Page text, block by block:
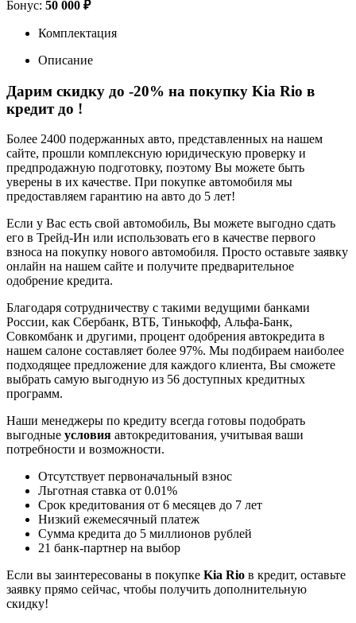
Бонус: 50 000 ₽
Комплектация
Описание
Дарим скидку до -20% на покупку Kia Rio в
кредит до !
Более 2400 подержанных авто, представленных на нашем
сайте, прошли комплексную юридическую проверку и
предпродажную подготовку, поэтому Вы можете быть
уверены в их качестве. При покупке автомобиля мы
предоставляем гарантию на авто до 5 лет!
Если у Вас есть свой автомобиль, Вы можете выгодно сдать
его в Трейд-Ин или использовать его в качестве первого
взноса на покупку нового автомобиля. Просто оставьте заявку
онлайн на нашем сайте и получите предварительное
одобрение кредита.
Благодаря сотрудничеству с такими ведущими банками
России, как Сбербанк, ВТБ, Тинькофф, Альфа-Банк,
Совкомбанк и другими, процент одобрения автокредита в
нашем салоне составляет более 97%. Мы подбираем наиболее
подходящее предложение для каждого клиента, Вы сможете
выбрать самую выгодную из 56 доступных кредитных
программ.
Наши менеджеры по кредиту всегда готовы подобрать
выгодные условия автокредитования, учитывая ваши
потребности и возможности.
Отсутствует первоначальный взнос
Льготная ставка от 0.01%
Срок кредитования от 6 месяцев до 7 лет
Низкий ежемесячный платеж
Сумма кредита до 5 миллионов рублей
21 банк-партнер на выбор
Если вы заинтересованы в покупке Kia Rio в кредит, оставьте
заявку прямо сейчас, чтобы получить дополнительную
скидку!